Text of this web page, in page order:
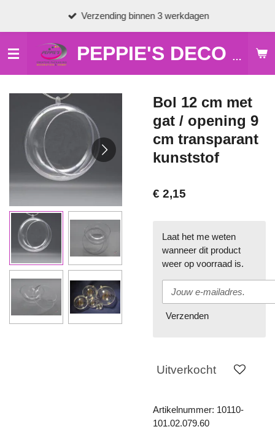
de
hoofdinhoud
PEPPIE'S DECO & HOBBY
Verzending binnen 3 werkdagen
Bol 12 cm met
gat / opening 9
cm transparant
kunststof
€ 2,15
Laat het me weten
wanneer dit product
weer op voorraad is.
Verzenden
Uitverkocht
Artikelnummer: 10110-
101.02.079.60